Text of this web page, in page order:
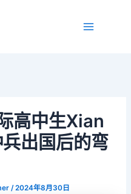
Menu
高中生Xian
出国后的弯
/2024年8月30日